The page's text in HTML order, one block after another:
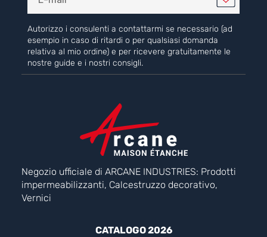
Autorizzo i consulenti a contattarmi se necessario (ad
esempio in caso di ritardi o per qualsiasi domanda
relativa al mio ordine) e per ricevere gratuitamente le
nostre guide e i nostri consigli.
Negozio ufficiale di ARCANE INDUSTRIES: Prodotti
impermeabilizzanti, Calcestruzzo decorativo,
Vernici
CATALOGO 2026